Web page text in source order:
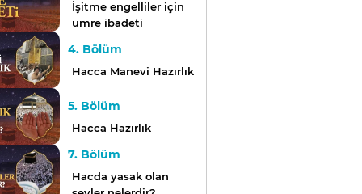
İşitme engelliler için
umre ibadeti
4. Bölüm
Hacca Manevi Hazırlık
5. Bölüm
Hacca Hazırlık
7. Bölüm
Hacda yasak olan